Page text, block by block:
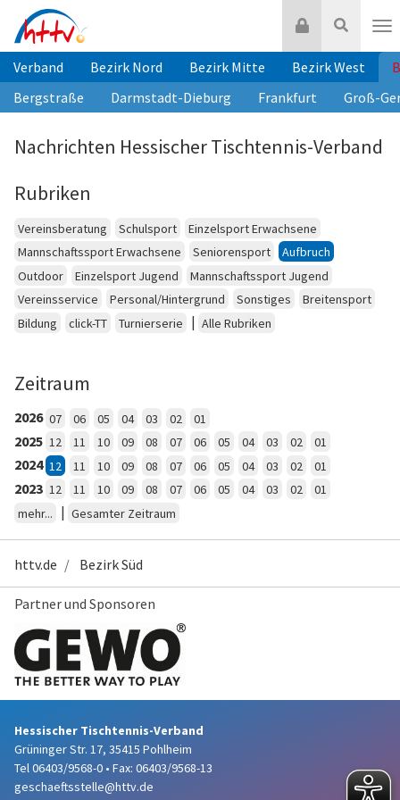
Inhalt
springen
Suche
Login
Verband Bezirk Nord Bezirk Mitte Bezirk West
Bergstraße
Darmstadt-Dieburg Frankfurt Groß-
Nachrichten Hessischer Tischtennis-Verband
Rubriken
Vereinsberatung Schulsport
Einzelsport Erwachsene
Mannschaftssport Erwachsene
Seniorensport
Aufbruch
Outdoor
Einzelsport Jugend
Mannschaftssport Jugend
Vereinsservice
Personal/Hintergrund Sonstiges
Breitensport
Bildung
click-TT Turnierserie | Alle Rubriken
Zeitraum
2026 07 06 05 04 03 02 01
2025 12 11 10 09 08 07 06 05 04 03 02 01
2024 12 11 10 09 08 07 06 05 04 03 02 01
2023 12 11 10 09 08 07 06 05 04 03 02
01
mehr...
| Gesamter Zeitraum
httv.de Bezirk Süd
Partner und Sponsoren
Hessischer Tischtennis-Verband
Grüninger Str. 17, 35415 Pohlheim
Tel 06403/9568-0 • Fax: 06403/9568-13
geschaeftsstelle@httv.de